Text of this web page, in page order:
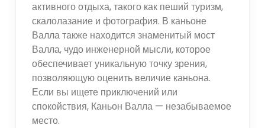
активного отдыха, такого как пеший туризм,
скалолазание и фотография. В каньоне
Валла также находится знаменитый мост
Валла, чудо инженерной мысли, которое
обеспечивает уникальную точку зрения,
позволяющую оценить величие каньона.
Если вы ищете приключений или
спокойствия, Каньон Валла — незабываемое
место.